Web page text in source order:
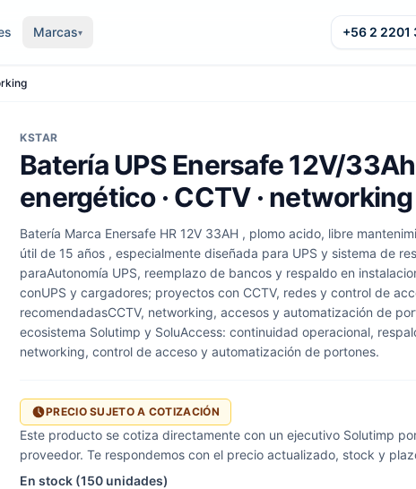
Marcas▾ +56 2 2201
KSTAR
Batería UPS Enersafe 12V/
energético · CCTV · networking
Batería Marca Enersafe HR 12V 33AH , plomo acido, libre
útil de 15 años , especialmente diseñada para UPS y sistema de
paraAutonomía UPS, reemplazo de bancos y respaldo en
conUPS y cargadores; proyectos con CCTV, redes y control de
recomendadasCCTV, networking, accesos y automatización de
ecosistema Solutimp y SoluAccess: continuidad operacional,
networking, control de acceso y automatización de portones.
PRECIO SUJETO A COTIZACIÓN
Este producto se cotiza directamente con un ejecutivo Solutimp
proveedor. Te respondemos con el precio actualizado, stock y
En stock (150 unidades)